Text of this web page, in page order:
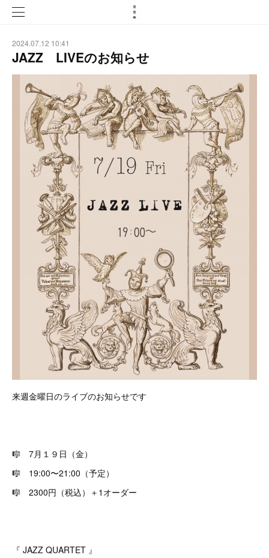
2024.07.12 10:41
JAZZ LIVEのお知らせ
来週金曜日のライブのお知らせです
🎼 7月１９日（金）
🎼 19:00〜21:00（予定）
🎼 2300円（税込）＋1オーダー
『 JAZZ QUARTET 』